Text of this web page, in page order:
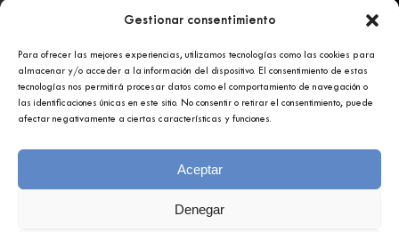
Gestionar consentimiento
Para ofrecer las mejores experiencias, utilizamos tecnologías como las cookies para
almacenar y/o acceder a la información del dispositivo. El consentimiento de estas
tecnologías nos permitirá procesar datos como el comportamiento de navegación o
las identificaciones únicas en este sitio. No consentir o retirar el consentimiento, puede
afectar negativamente a ciertas características y funciones.
Aceptar
Denegar
Copyright 2025 © Afundación Obra Social Abanca
Política de privacidad
Aviso legal